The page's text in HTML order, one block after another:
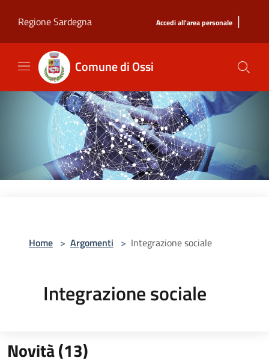
Regione Sardegna
Accedi all'area personale |
Comune di Ossi
Home > Argomenti > Integrazione sociale
Integrazione sociale
Novità (13)